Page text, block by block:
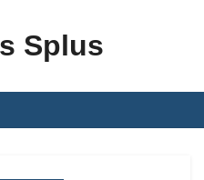
Splus